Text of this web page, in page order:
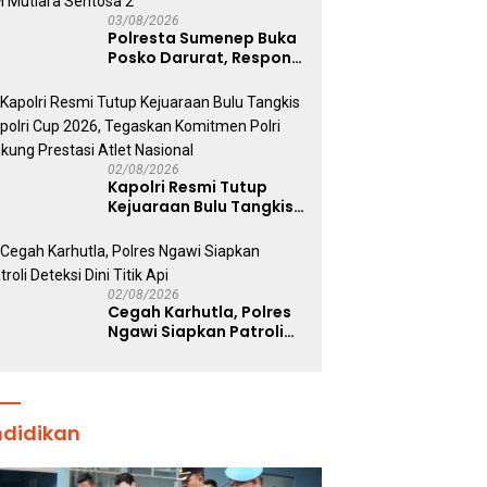
03/08/2026
Polresta Sumenep Buka
Posko Darurat, Respon
Korban Kebakaran KM
Mutiara Sentosa 2
02/08/2026
Kapolri Resmi Tutup
Kejuaraan Bulu Tangkis
Tegaskan Komitmen
Polri Dukung Prestasi
Atlet Nasional
02/08/2026
Cegah Karhutla, Polres
Ngawi Siapkan Patroli